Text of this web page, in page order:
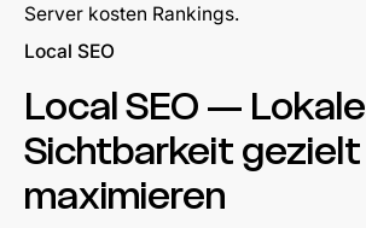
Server kosten Rankings.
Local SEO
Local SEO — Lokale
Sichtbarkeit gezielt
maximieren